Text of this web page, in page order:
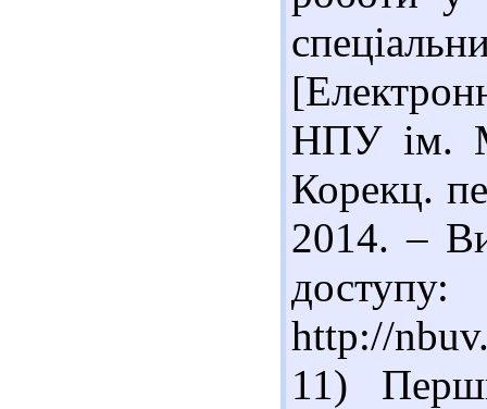
НПУ ім.
Корекц.
2014. –
доступу:
http://
11)